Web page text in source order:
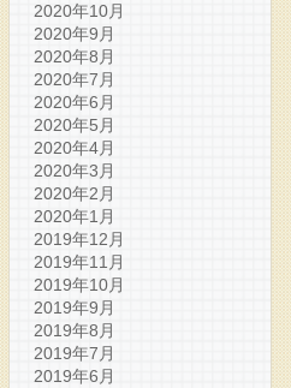
2020年10月
2020年9月
2020年8月
2020年7月
2020年6月
2020年5月
2020年4月
2020年3月
2020年2月
2020年1月
2019年12月
2019年11月
2019年10月
2019年9月
2019年8月
2019年7月
2019年6月